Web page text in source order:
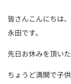
皆さんこんにちは
永田です。
先日お休みを頂い
ちょうど満開で子